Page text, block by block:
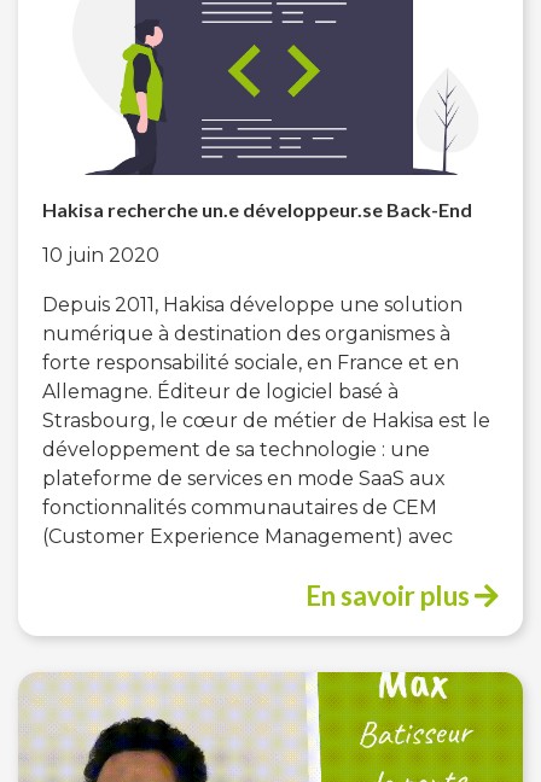
Hakisa recherche un.e développeur.se Back-End
10 juin 2020
Depuis 2011, Hakisa développe une solution
numérique à destination des organismes à
forte responsabilité sociale, en France et en
Allemagne. Éditeur de logiciel basé à
Strasbourg, le cœur de métier de Hakisa est le
développement de sa technologie : une
plateforme de services en mode SaaS aux
fonctionnalités communautaires de CEM
(Customer Experience Management) avec
En savoir plus